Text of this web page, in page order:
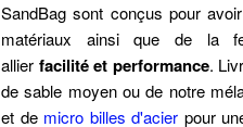
SandBag sont conçus pour
matériaux ainsi que de la
allier facilité et performance.
de sable moyen ou de notre
et de micro billes d'acier pour